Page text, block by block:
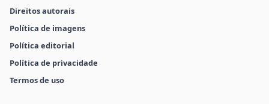
Direitos autorais
Política de imagens
Política editorial
Política de privacidade
Termos de uso